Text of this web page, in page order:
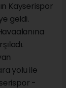
Kayserispor
geldi.
yolu ile
-